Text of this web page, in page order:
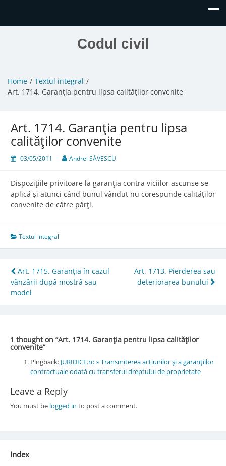
Codul civil
Home
Textul integral
Art. 1714. Garanţia pentru lipsa calităţilor convenite
Art. 1714. Garanţia pentru lipsa
calităţilor convenite
03/05/2011 Andrei SĂVESCU
Dispoziţiile privitoare la garanţia contra viciilor ascunse se
aplică şi atunci când bunul vândut nu corespunde calităţilor
convenite de către părţi.
Textul integral
Post
navigation
Art. 1715. Garanţia în cazul
vânzării după mostră sau
model
Art. 1713. Pierderea sau
deteriorarea bunului
1 thought on “Art. 1714. Garanţia pentru lipsa calităţilor
convenite”
Pingback: JURIDICE.ro » Transmiterea acțiunilor şi a garanţiilor
contractuale odată cu transferul dreptului de proprietate
Leave a Reply
You must be logged in to post a comment.
Index